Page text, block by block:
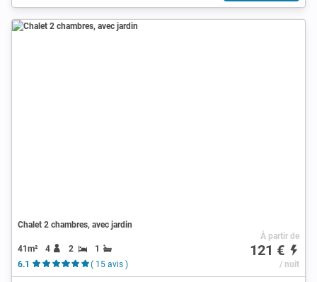
Chalet 2 chambres, avec jardin
41m² 4 2
1
6.1
( 15 avis )
À partir de
121 €
/ nuit